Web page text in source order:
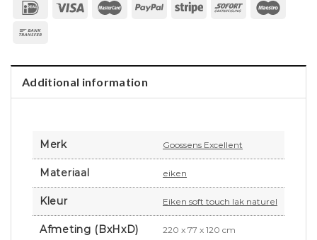
Additional information
Merk Goossens Excellent
Materiaal eiken
Kleur Eiken soft touch lak naturel
Afmeting (BxHxD) 220 x 77 x 120 cm